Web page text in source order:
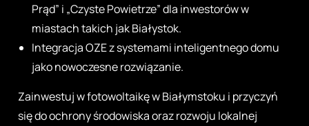
Prąd” i „Czyste Powietrze” dla inwestorów w
miastach takich jak Białystok.
Integracja OZE z systemami inteligentnego domu
jako nowoczesne rozwiązanie.
Zainwestuj w fotowoltaikę w Białymstoku i przyczyń
się do ochrony środowiska oraz rozwoju lokalnej